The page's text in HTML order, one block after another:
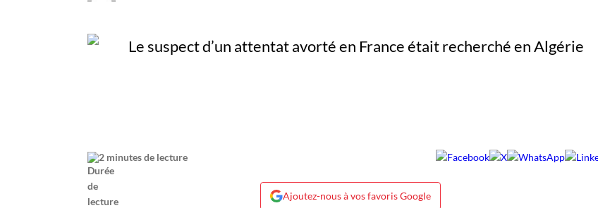
2 minutes de lecture
Ajoutez-nous à vos favoris Google